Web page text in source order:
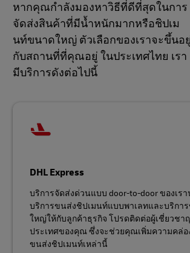
หากคุณกำลังมองหาวิธีที่ดีที่สุดในการ
จัดส่งสินค้าที่มีน้ำหนักมากหรือชิปเม
นท์ขนาดใหญ่ ตัวเลือกของเราจะขึ้นอ
กับสถานที่ที่คุณอยู่ ในประเทศไทย เรา
มีบริการดังต่อไปนี้
DHL Express
บริการจัดส่งด่วนแบบ door-to-door ของเรา
บริการขนส่งชิปเมนท์แบบพาเลทและบริกา
ใหญ่ให้กับลูกค้าธุรกิจ โปรดติดต่อผู้เชี่ยวชา
ประเทศของคุณ ซึ่งจะช่วยคุณเพิ่มความคล่อ
ขนส่งชิปเมนท์เหล่านี้